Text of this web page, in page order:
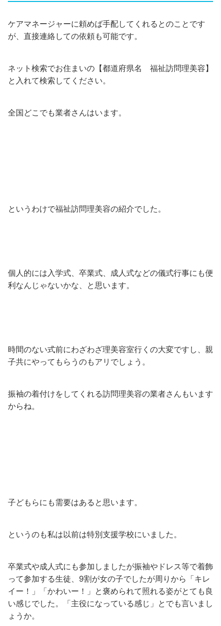
ケアマネージャーに頼めば手配してくれるとのことです
が、直接連絡しての依頼も可能です。
ネット検索でお住まいの【都道府県名 福祉訪問理美容】
と入れて検索してください。
全国どこでも業者さんはいます。
というわけで福祉訪問理美容の紹介でした。
個人的には入学式、卒業式、成人式などの儀式行事にも便
利なんじゃないかな、と思います。
時間のない式前にわざわざ理美容室行くの大変ですし、親
子共にやってもらうのもアリでしょう。
振袖の着付けをしてくれる訪問理美容の業者さんもいます
からね。
子どもらにも需要はあると思います。
というのも私は以前は特別支援学校にいました。
卒業式や成人式にも参加しましたが振袖やドレス等で着飾
って参加する生徒、9割が女の子でしたが周りから「キレ
イー！」「かわいー！」と褒められて照れる姿がとても良
い感じでした。「主役になっている感じ」とでも言いまし
ょうか。